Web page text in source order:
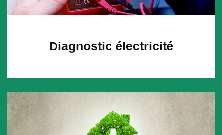
Diagnostic électricité